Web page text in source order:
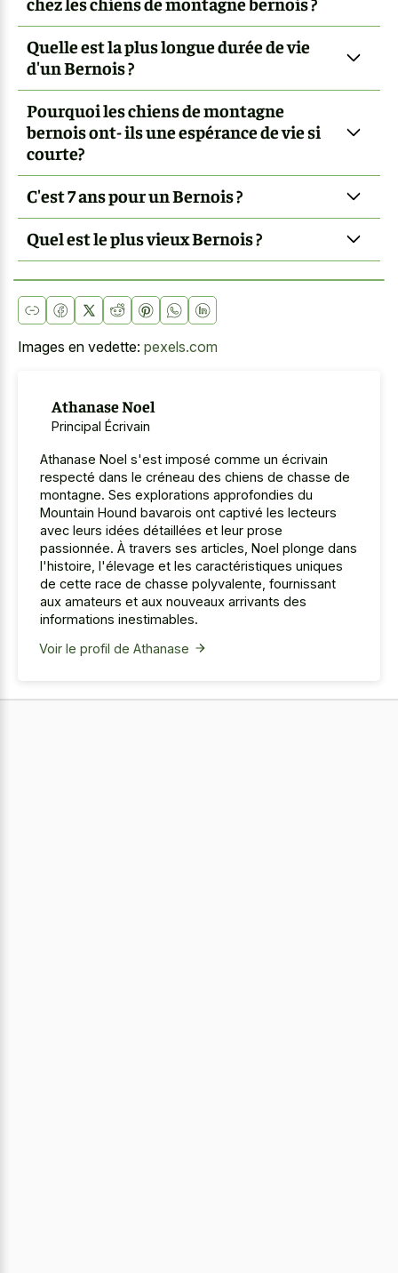
Quelle est la plus longue durée de vie
d'un Bernois ?
Pourquoi les chiens de montagne
bernois ont- ils une espérance de vie si
courte?
C'est 7 ans pour un Bernois ?
Quel est le plus vieux Bernois ?
Images en vedette: pexels.com
Athanase Noel
Principal Écrivain
Athanase Noel s'est imposé comme un écrivain
respecté dans le créneau des chiens de chasse de
montagne. Ses explorations approfondies du
Mountain Hound bavarois ont captivé les lecteurs
avec leurs idées détaillées et leur prose
passionnée. À travers ses articles, Noel plonge dans
l'histoire, l'élevage et les caractéristiques uniques
de cette race de chasse polyvalente, fournissant
aux amateurs et aux nouveaux arrivants des
informations inestimables.
Voir le profil de Athanase